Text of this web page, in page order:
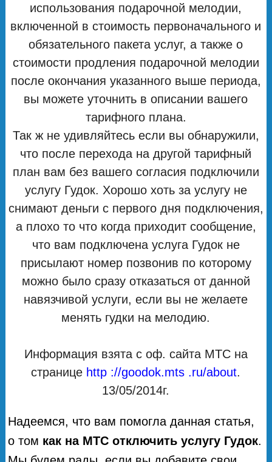
использования подарочной мелодии,
включенной в стоимость первоначального и
обязательного пакета услуг, а также о
стоимости продления подарочной мелодии
после окончания указанного выше периода,
вы можете уточнить в описании вашего
тарифного плана.
Так ж не удивляйтесь если вы обнаружили,
что после перехода на другой тарифный
план вам без вашего согласия подключили
услугу Гудок. Хорошо хоть за услугу не
снимают деньги с первого дня подключения,
а плохо то что когда приходит сообщение,
что вам подключена услуга Гудок не
присылают номер позвонив по которому
можно было сразу отказаться от данной
навязчивой услуги, если вы не желаете
менять гудки на мелодию.
Информация взята с оф. сайта МТС на
странице http ://goodok.mts .ru/about.
13/05/2014г.
Надеемся, что вам помогла данная статья,
о том как на МТС отключить услугу Гудок.